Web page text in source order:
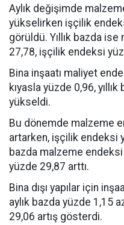
Aylık değişimde
yükselirken işçilik
görüldü. Yıllık bazda
27,78, işçilik endeksi
Bina inşaatı maliyet
kıyasla yüzde 0,96,
yükseldi.
Bu dönemde malzeme
artarken, işçilik endeksi
bazda malzeme
yüzde 29,87 arttı.
Bina dışı yapılar için
aylık bazda yüzde 1,15
29,06 artış gösterdi.